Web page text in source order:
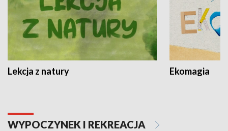
Lekcja z natury Ekomagia
WYPOCZYNEK I REKREACJA